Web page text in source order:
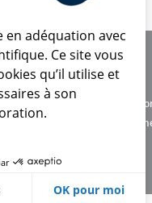
Charte
Données
en adéquation avec
Ce site vous
qu’il utilise et
à son
OK pour moi